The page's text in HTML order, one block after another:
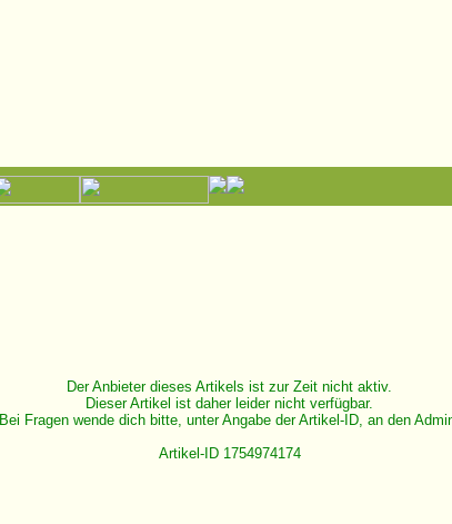
Der Anbieter dieses Artikels ist zur Zeit nicht aktiv.
Dieser Artikel ist daher leider nicht verfügbar.
Bei Fragen wende dich bitte, unter Angabe der Artikel-ID, an den
Artikel-ID 1754974174